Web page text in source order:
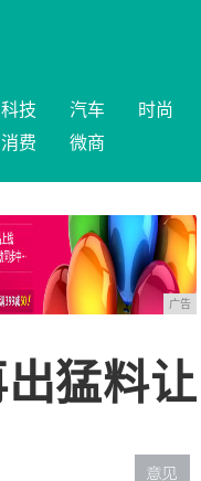
科技 汽车
时尚
消费 微商
广告
猛料让